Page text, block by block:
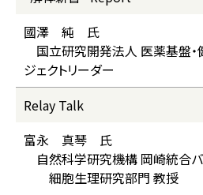
國澤 純 氏
国立研究開発法人 医薬基盤・
ジェクトリーダー
Relay Talk
富永 真琴 氏
自然科学研究機構 岡崎統合バ
細胞生理研究部門 教授